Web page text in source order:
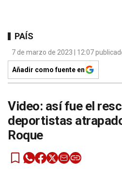
PAÍS
7 de marzo de 2023 | 12:07
Añadir como fuente en
Video: así fue el
deportistas
Roque